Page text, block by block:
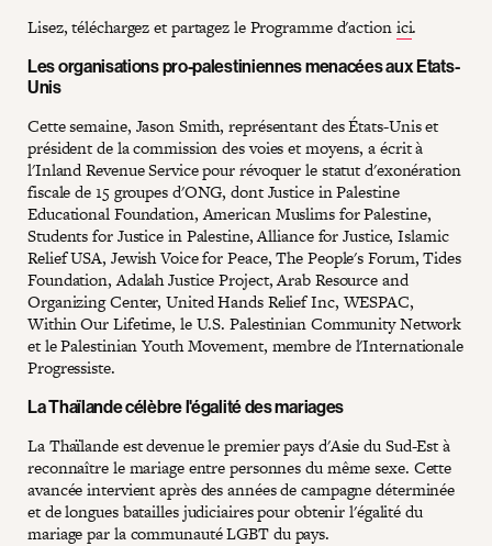
Lisez, téléchargez et partagez le Programme d'actionici.
Les organisations pro-palestiniennes menacées aux Etats-
Unis
Cette semaine, Jason Smith, représentant des États-Unis et
président de la commission des voies et moyens, a écrit à
l'Inland Revenue Service pour révoquer le statut d'exonération
fiscale de 15 groupes d'ONG, dont Justice in Palestine
Educational Foundation, American Muslims for Palestine,
Students for Justice in Palestine, Alliance for Justice, Islamic
Relief USA, Jewish Voice for Peace, The People's Forum, Tides
Foundation, Adalah Justice Project, Arab Resource and
Organizing Center, United Hands Relief Inc, WESPAC,
Within Our Lifetime, le U.S. Palestinian Community Network
et le Palestinian Youth Movement, membre de l'Internationale
Progressiste.
La Thaïlande célèbre l'égalité des mariages
La Thaïlande est devenue le premier pays d'Asie du Sud-Est à
reconnaître le mariage entre personnes du même sexe. Cette
avancée intervient après des années de campagne déterminée
et de longues batailles judiciaires pour obtenir l'égalité du
mariage par la communauté LGBT du pays.